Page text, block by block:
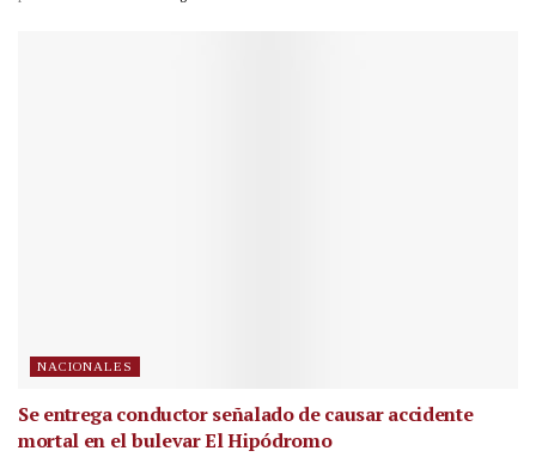
NACIONALES
Se entrega conductor señalado de causar accidente
mortal en el bulevar El Hipódromo